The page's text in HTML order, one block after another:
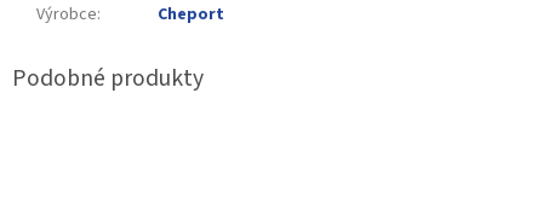
Výrobce: Cheport